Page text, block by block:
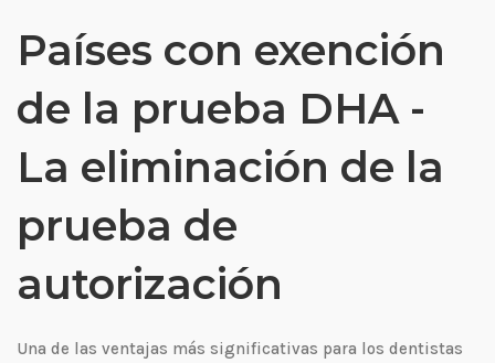
Países con exención
de la prueba DHA -
La eliminación de la
prueba de
autorización
Una de las ventajas más significativas para los dentistas